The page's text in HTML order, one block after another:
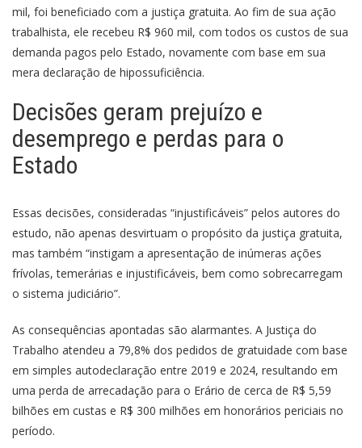
mil, foi beneficiado com a justiça gratuita. Ao fim de sua ação
trabalhista, ele recebeu R$ 960 mil, com todos os custos de sua
demanda pagos pelo Estado, novamente com base em sua
mera declaração de hipossuficiência.
Decisões geram prejuízo e
desemprego e perdas para o
Estado
Essas decisões, consideradas “injustificáveis” pelos autores do
estudo, não apenas desvirtuam o propósito da justiça gratuita,
mas também “instigam a apresentação de inúmeras ações
frívolas, temerárias e injustificáveis, bem como sobrecarregam
o sistema judiciário”.
As consequências apontadas são alarmantes. A Justiça do
Trabalho atendeu a 79,8% dos pedidos de gratuidade com base
em simples autodeclaração entre 2019 e 2024, resultando em
uma perda de arrecadação para o Erário de cerca de R$ 5,59
bilhões em custas e R$ 300 milhões em honorários periciais no
período.